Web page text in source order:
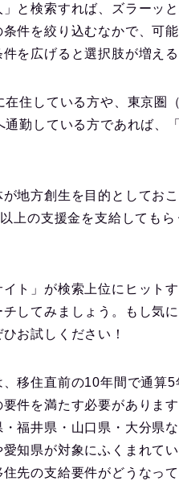
と検索すれば、ズラーッ
件を絞り込むなかで、可
を広げると選択肢が増える
在住している方や、東京圏
通勤している方であれば、
地方創生を目的としてお
上の支援金を支給 しても
ト」が検索上位にヒット
チしてみましょう。もし気
お試しください！
移住直前の10年間で通算
件を満たす必要がありま
福井県・山口県・大分県
知県が対象にふくまれて
先の支給要件がどうなっ